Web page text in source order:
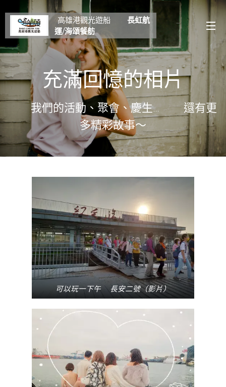
高雄港觀光遊船 長虹航
運/海頌餐舫
充滿回憶的相片
我們的活動、聚會、慶生… 還有更
多精彩故事～
可以玩一下午🥳長安二號（影片）